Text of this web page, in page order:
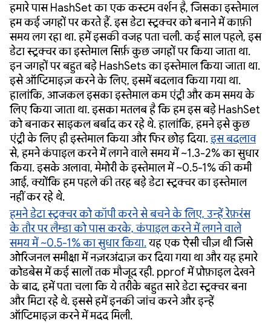
हमारे पास HashSet का एक कस्टम वर्शन है, जिसका इस्तेमाल
हम कई जगहों पर करते हैं. इस डेटा स्ट्रक्चर को बनाने में काफ़ी
समय लग रहा था. हमें इसकी वजह पता चली. कई साल पहले, इस
डेटा स्ट्रक्चर का इस्तेमाल सिर्फ़ कुछ जगहों पर किया जाता था.
इन जगहों पर बहुत बड़े HashSets का इस्तेमाल किया जाता था.
इसे ऑप्टिमाइज़ करने के लिए, इसमें बदलाव किया गया था.
हालांकि, आजकल इसका इस्तेमाल कम एंट्री और कम समय के
लिए किया जाता था. इसका मतलब है कि हम इस बड़े HashSet
को बनाकर साइकल बर्बाद कर रहे थे. हालांकि, हमने इसे कुछ
एंट्री के लिए ही इस्तेमाल किया और फिर छोड़ दिया.इस बदलाव
से, हमने कंपाइल करने में लगने वाले समय में ~1.3-2% का सुधार
किया. इसके अलावा, मेमोरी के इस्तेमाल में ~0.5-1% की कमी
आई, क्योंकि हम पहले की तरह बड़े डेटा स्ट्रक्चर का इस्तेमाल
नहीं कर रहे थे.
हमने डेटा स्ट्रक्चर को कॉपी करने से बचने के लिए, उन्हें रेफ़रंस
के तौर पर लैम्डा को पास करके, कंपाइल करने में लगने वाले
समय में ~0.5-1% का सुधार किया.यह एक ऐसी चीज़ थी जिसे
ओरिजनल समीक्षा में नज़रअंदाज़ कर दिया गया था और यह हमारे
कोडबेस में कई सालों तक मौजूद रही. pprof में प्रोफ़ाइल देखने
के बाद, हमें पता चला कि ये तरीके बहुत सारे डेटा स्ट्रक्चर बना
और मिटा रहे थे. इससे हमें इनकी जांच करने और इन्हें
ऑप्टिमाइज़ करने में मदद मिली.